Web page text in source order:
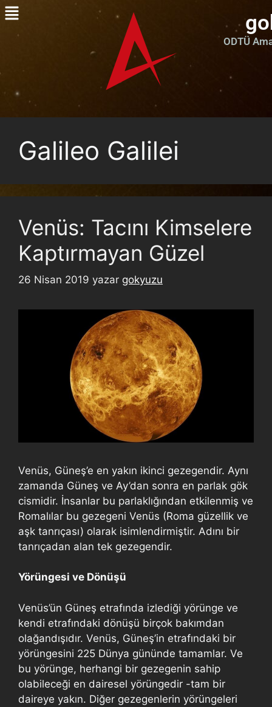
ODTÜ
Galileo Galilei
Venüs: Tacını Kimselere
Kaptırmayan Güzel
26 Nisan 2019 yazar gokyuzu
Venüs, Güneş’e en yakın ikinci gezegendir. Aynı
zamanda Güneş ve Ay’dan sonra en parlak gök
cismidir. İnsanlar bu parlaklığından etkilenmiş ve
Romalılar bu gezegeni Venüs (Roma güzellik ve
aşk tanrıçası) olarak isimlendirmiştir. Adını bir
tanrıçadan alan tek gezegendir.
Yörüngesi ve Dönüşü
Venüs’ün Güneş etrafında izlediği yörünge ve
kendi etrafındaki dönüşü birçok bakımdan
olağandışıdır. Venüs, Güneş’in etrafındaki bir
yörüngesini 225 Dünya gününde tamamlar. Ve
bu yörünge, herhangi bir gezegenin sahip
olabileceği en dairesel yörüngedir -tam bir
daireye yakın. Diğer gezegenlerin yörüngeleri